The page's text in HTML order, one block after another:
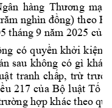
hàng Thương mại
nghìn đồng) theo
tháng 9 năm 2025 của
có quyền khởi kiện
sau không có gì khác
tranh chấp, trừ
217 của Bộ luật Tố
ờng hợp khác theo q